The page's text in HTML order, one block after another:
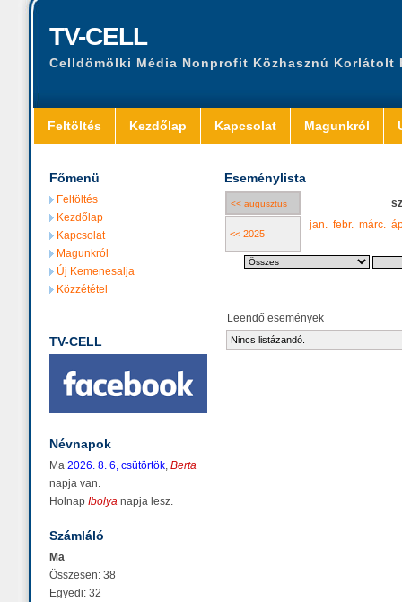
TV-CELL
Celldömölki Média Nonprofit Közhasznú Korlátolt
Feltöltés Kezdőlap Kapcsolat Magunkról
Főmenü
Feltöltés
Kezdőlap
Kapcsolat
Magunkról
Új Kemenesalja
Közzététel
TV-CELL
Névnapok
Ma 2026. 8. 6, csütörtök, Berta
napja van.
Holnap Ibolya napja lesz.
Számláló
Ma
Összesen: 38
Egyedi: 32
Eseménylista
<< augusztus
<< 2025
jan. febr. márc.
Leendő események
Nincs listázandó.